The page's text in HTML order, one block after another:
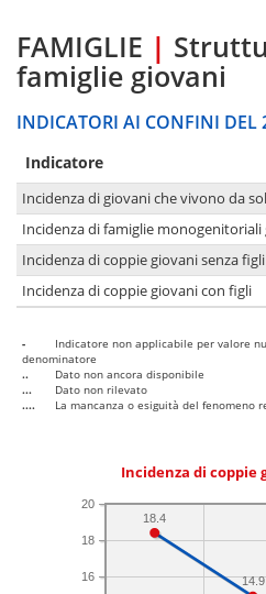
FAMIGLIE |
famiglie giovani
INDICATORI AI CONFINI DEL
Indicatore
Incidenza di giovani che vivono da
Incidenza di famiglie monogenitoriali
Incidenza di coppie giovani senza figli
Incidenza di coppie giovani con figli
-
Indicatore non applicabile per valore
denominatore
..
Dato non ancora disponibile
...
Dato non rilevato
....
La mancanza o esiguità del fenomeno
Incidenza di coppie
16
18
20
14.9
18.4